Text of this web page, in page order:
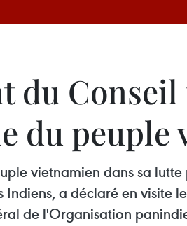
du
du peuple
vietnamien dans sa
Indiens, a déclaré en visite
de l'Organisation